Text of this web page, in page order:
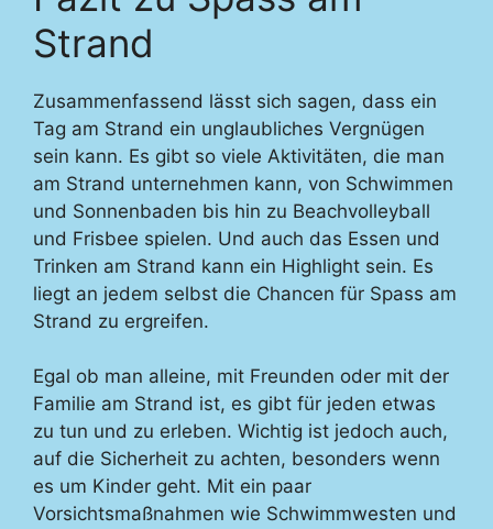
Strand
Zusammenfassend lässt sich sagen, dass ein
Tag am Strand ein unglaubliches Vergnügen
sein kann. Es gibt so viele Aktivitäten, die man
am Strand unternehmen kann, von Schwimmen
und Sonnenbaden bis hin zu Beachvolleyball
und Frisbee spielen. Und auch das Essen und
Trinken am Strand kann ein Highlight sein. Es
liegt an jedem selbst die Chancen für Spass am
Strand zu ergreifen.
Egal ob man alleine, mit Freunden oder mit der
Familie am Strand ist, es gibt für jeden etwas
zu tun und zu erleben. Wichtig ist jedoch auch,
auf die Sicherheit zu achten, besonders wenn
es um Kinder geht. Mit ein paar
Vorsichtsmaßnahmen wie Schwimmwesten und